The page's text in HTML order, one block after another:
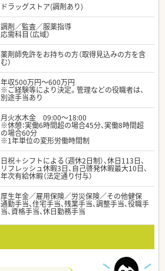
ドラッグストア(調剤あり)
調剤／監査／服薬指導
応需科目（広域）
薬剤師免許をお持ちの方（取得見込みの方を含
む）
年収500万円～600万円
※ご経験等により決定。管理などの役職者は、
別途手当あり
月火水木金 09:00～18:00
※休憩：実働6時間超の場合45分、実働8時間超
の場合60分
※1年単位の変形労働時間制
日祝＋シフトによる（週休2日制）、休日113日、
リフレッシュ休暇3日、自己啓発休暇最大10日、
年次有給休暇（法定通り付与）
厚生年金／雇用保険／労災保険／その他健保
通勤手当、住宅手当、残業手当、調整手当、役職手
当、資格手当、休日勤務手当